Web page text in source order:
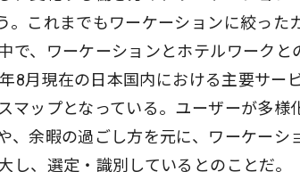
。これまでもワーケーションに絞った
で、ワーケーションとホテルワークと
8月現在の日本国内における主要サー
マップとなっている。ユーザーが多様
、余暇の過ごし方を元に、ワーケーシ
、選定・識別しているとのことだ。